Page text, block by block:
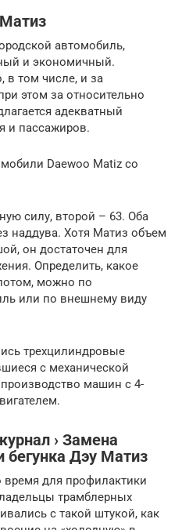
автомобиль,
и экономичный.
в том числе, и за
этом за относительно
адекватный
и пассажиров.
Daewoo Matiz со
силу, второй – 63. Оба
наддува. Хотя Матиз объем
он достаточен для
Определить, какое
можно по
или по внешнему виду
трехцилиндровые
с механической
машин с 4-
› Замена
Дэу Матиз
время для профилактики
трамблерных
с такой штукой, как